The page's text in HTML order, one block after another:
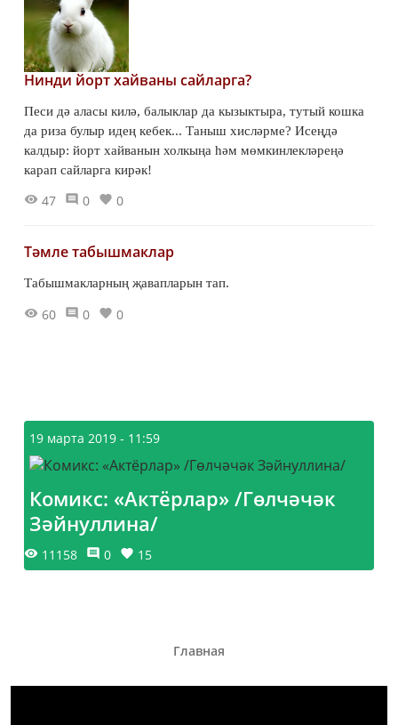
Нинди йорт хайваны сайларга?
Песи дә аласы килә, балыклар да кызыктыра, тутый кошка
да риза булыр идең кебек... Таныш хисләрме? Исеңдә
калдыр: йорт хайванын холкыңа һәм мөмкинлекләреңә
карап сайларга кирәк!
47 0 0
Тәмле табышмаклар
Табышмакларның җавапларын тап.
60 0 0
19 марта 2019 - 11:59
Комикс: «Актёрлар» /Гөлчәчәк
Зәйнуллина/
11158 0 15
Главная